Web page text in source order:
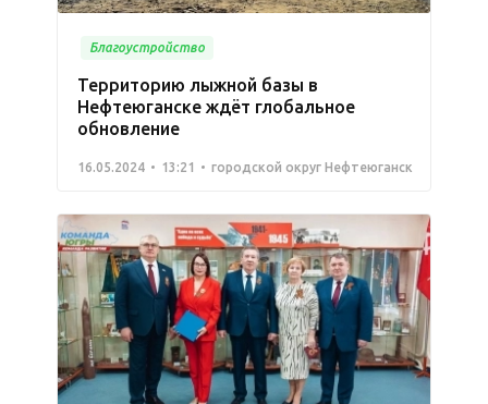
Благоустройство
Территорию лыжной базы в
Нефтеюганске ждёт глобальное
обновление
16.05.2024 13:21 городской округ Нефтеюганск